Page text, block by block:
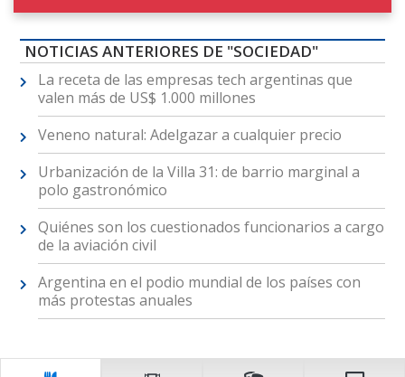
NOTICIAS ANTERIORES DE "SOCIEDAD"
La receta de las empresas tech argentinas que
valen más de US$ 1.000 millones
Veneno natural: Adelgazar a cualquier precio
Urbanización de la Villa 31: de barrio marginal a
polo gastronómico
Quiénes son los cuestionados funcionarios a cargo
de la aviación civil
Argentina en el podio mundial de los países con
más protestas anuales